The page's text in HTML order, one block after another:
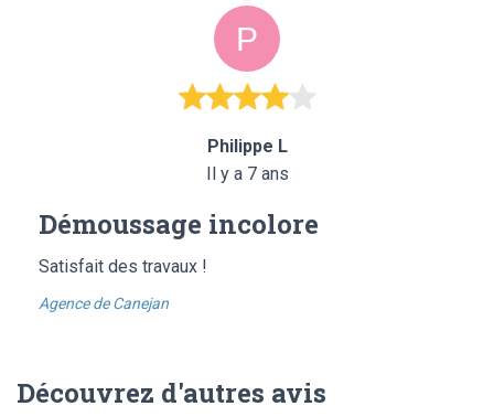
Philippe L
Il y a 7 ans
Démoussage incolore
Satisfait des travaux !
Agence de Canejan
Découvrez d'autres avis